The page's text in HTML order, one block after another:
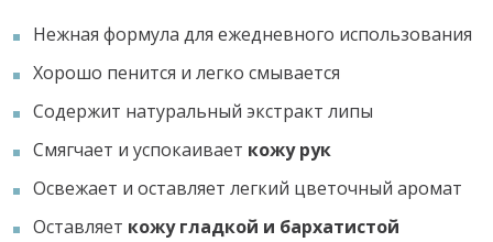
Нежная формула для ежедневного использования
Хорошо пенится и легко смывается
Содержит натуральный экстракт липы
Смягчает и успокаивает кожу рук
Освежает и оставляет легкий цветочный аромат
Оставляет кожу гладкой и бархатистой